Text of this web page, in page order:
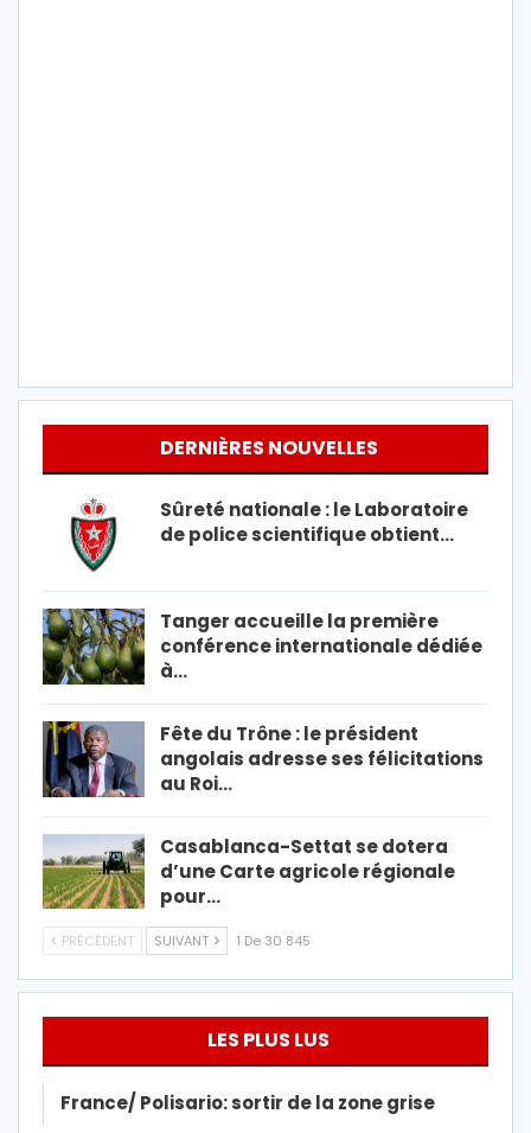
DERNIÈRES NOUVELLES
Sûreté nationale : le Laboratoire
de police scientifique obtient…
Tanger accueille la première
conférence internationale dédiée
à…
Fête du Trône : le président
angolais adresse ses félicitations
au Roi…
Casablanca-Settat se dotera
d’une Carte agricole régionale
pour…
PRÉCÉDENT SUIVANT 1 De 30 845
LES PLUS LUS
France/ Polisario: sortir de la zone grise